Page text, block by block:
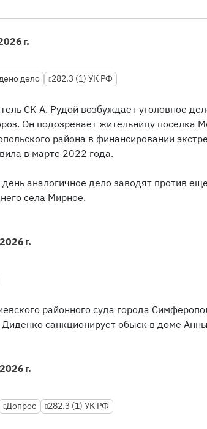
г.
дело 282.3 (1) УК РФ
СК А. Рудой возбуждает уголовное
Он подозревает жительницу поселка
района в финансировании
в марте 2022 года.
день аналогичное дело заводят против
села Мирное.
г.
районного суда города
санкционирует обыск в доме
г.
Допрос 282.3 (1) УК РФ